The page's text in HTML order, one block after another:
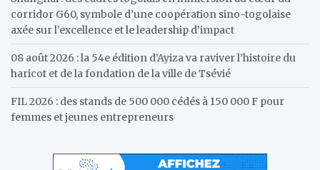
corridor G60, symbole d’une coopération sino-togolaise
axée sur l’excellence et le leadership d’impact
08 août 2026 : la 54e édition d’Ayiza va raviver l’histoire du
haricot et de la fondation de la ville de Tsévié
FIL 2026 : des stands de 500 000 cédés à 150 000 F pour
femmes et jeunes entrepreneurs